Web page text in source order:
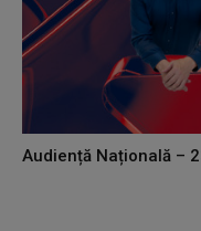
Audiență Națională –